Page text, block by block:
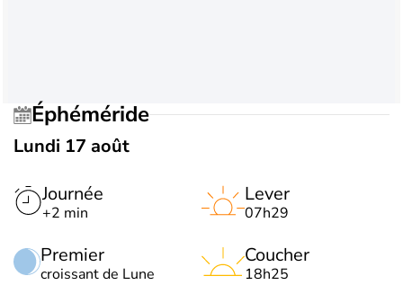
Éphéméride
Lundi 17 août
Journée
+2 min
Premier
croissant de Lune
Lever
07h29
Coucher
18h25